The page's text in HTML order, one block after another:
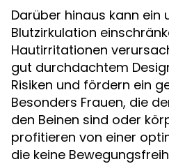
Darüber hinaus kann ein
Blutzirkulation
Hautirritationen
gut durchdachtem
Risiken und fördern ein
Besonders Frauen, die
den Beinen sind oder
profitieren von einer
die keine